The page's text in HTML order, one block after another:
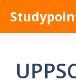
content